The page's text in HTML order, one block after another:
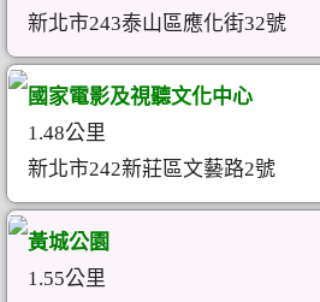
新北市243泰山區應化街32號
國家電影及視聽文化中心
1.48公里
新北市242新莊區文藝路2號
黃城公園
1.55公里